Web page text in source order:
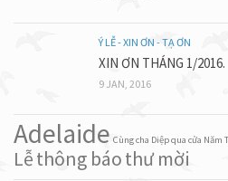
Ý LỄ - XIN ƠN - TẠ ƠN
XIN ƠN THÁNG 1/2016.
9 JAN, 2016
Adelaide Cùng cha Diệp qua cửa Năm
Lễthông báothư mời